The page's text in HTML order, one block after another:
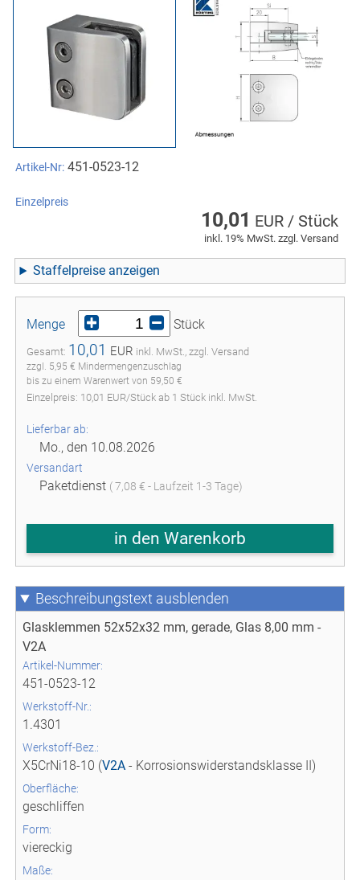
Artikel-Nr: 451-0523-12
Einzelpreis
10,01 EUR / Stück
inkl. 19% MwSt. zzgl. Versand
Staffelpreise
Menge Stück
Gesamt: 10,01 EUR inkl. MwSt., zzgl. Versand
zzgl. 5,95 € Mindermengenzuschlag
bis zu einem Warenwert von 59,50 €
Einzelpreis: 10,01 EUR/Stückab 1 Stück inkl. MwSt.
Lieferbar ab:
Mo., den 10.08.2026
Versandart
Paketdienst ( 7,08 € - Laufzeit 1-3 Tage)
in den Warenkorb
Beschreibungstext
Glasklemmen 52x52x32 mm, gerade, Glas 8,00 mm -
V2A
Artikel-Nummer:
451-0523-12
Werkstoff-Nr.:
1.4301
Werkstoff-Bez.:
X5CrNi18-10 (V2A - Korrosionswiderstandsklasse II)
Oberfläche:
geschliffen
Form:
viereckig
Maße: